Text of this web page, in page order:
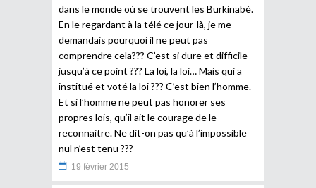
dans le monde où se trouvent les Burkinabè.
En le regardant à la télé ce jour-là, je me
demandais pourquoi il ne peut pas
comprendre cela??? C’est si dure et difficile
jusqu’à ce point ??? La loi, la loi… Mais qui a
institué et voté la loi ??? C’est bien l’homme.
Et si l’homme ne peut pas honorer ses
propres lois, qu’il ait le courage de le
reconnaitre. Ne dit-on pas qu’à l’impossible
nul n’est tenu ???
19 février 2015